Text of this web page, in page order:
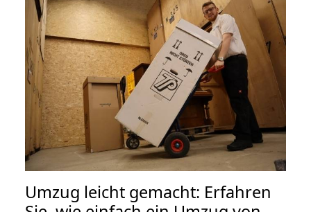
Umzug leicht gemacht: Erfahren